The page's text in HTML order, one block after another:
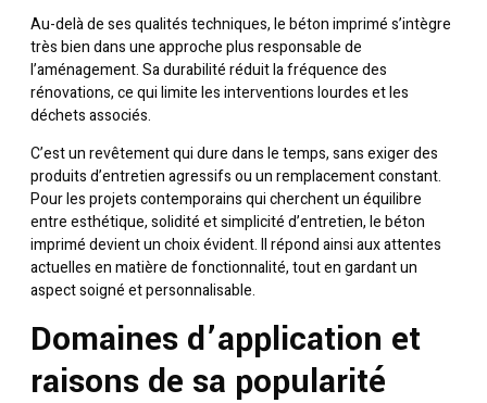
Au-delà de ses qualités techniques, le béton imprimé s’intègre
très bien dans une approche plus responsable de
l’aménagement. Sa durabilité réduit la fréquence des
rénovations, ce qui limite les interventions lourdes et les
déchets associés.
C’est un revêtement qui dure dans le temps, sans exiger des
produits d’entretien agressifs ou un remplacement constant.
Pour les projets contemporains qui cherchent un équilibre
entre esthétique, solidité et simplicité d’entretien, le béton
imprimé devient un choix évident. Il répond ainsi aux attentes
actuelles en matière de fonctionnalité, tout en gardant un
aspect soigné et personnalisable.
Domaines d’application et
raisons de sa popularité